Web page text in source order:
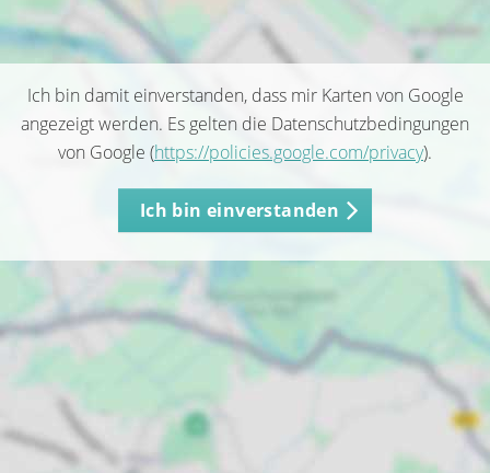
Ich bin damit einverstanden, dass mir Karten von Google
angezeigt werden. Es gelten die Datenschutzbedingungen
von Google (https://policies.google.com/privacy).
Ich bin einverstanden